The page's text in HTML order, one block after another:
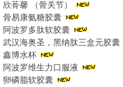
欣蓇馨 （骨关节）
骨易康氨糖胶囊
阿波罗多肽软胶囊
武汉海奥圣，黑纳肽三盒元胶囊
鑫博水杯
阿波罗维生力口服液
卵磷脂软胶囊